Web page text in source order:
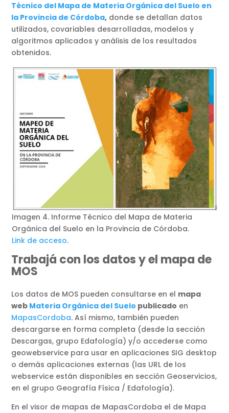
Técnico del Mapa de Materia Orgánica del Suelo en
la Provincia de Córdoba, donde se detallan datos
utilizados, covariables desarrolladas, modelos y
algoritmos aplicados y análisis de los resultados
obtenidos.
Imagen 4. Informe Técnico del Mapa de Materia
Orgánica del Suelo en la Provincia de Córdoba.
Link de acceso.
Trabajá con los datos y el mapa de
MOS
Los datos de MOS pueden consultarse en el mapa
web Materia Orgánica del Suelo publicado en
MapasCordoba. Así mismo, también pueden
descargarse en forma completa (desde la sección
Descargas, grupo Edafología) y/o accederse como
geowebservice para usar en aplicaciones SIG desktop
o demás aplicaciones externas (las URL de los
webservice están disponibles en sección Geoservicios,
en el grupo Geografía Física / Edafología).
En el visor de mapas de MapasCordoba el de Mapa